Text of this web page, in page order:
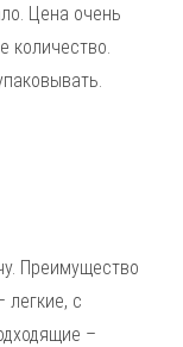
Цена очень
количество.
Преимущество
легкие, с
–